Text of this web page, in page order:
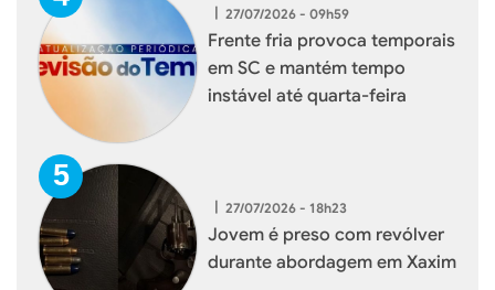
| 27/07/2026 - 09h59
Frente fria provoca temporais
em SC e mantém tempo
instável até quarta-feira
| 27/07/2026 - 18h23
Jovem é preso com revólver
durante abordagem em Xaxim